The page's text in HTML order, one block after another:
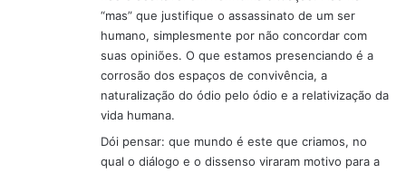
“mas” que justifique o assassinato de um ser
humano, simplesmente por não concordar com
suas opiniões. O que estamos presenciando é a
corrosão dos espaços de convivência, a
naturalização do ódio pelo ódio e a relativização da
vida humana.
Dói pensar: que mundo é este que criamos, no
qual o diálogo e o dissenso viraram motivo para a